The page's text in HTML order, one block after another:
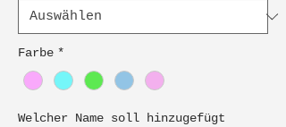
Farbe *
Welcher Name soll hinzugefügt